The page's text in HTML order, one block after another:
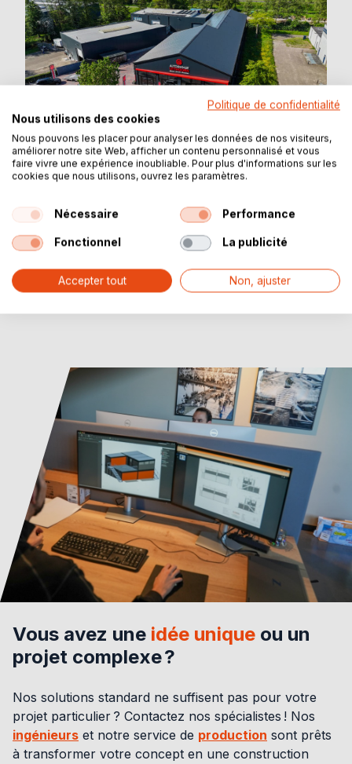
Afficher plus
Vous avez une idée unique ou un
projet complexe ?
Nos solutions standard ne suffisent pas pour votre
projet particulier ? Contactez nos spécialistes ! Nos
ingénieurs et notre service de production sont prêts
à transformer votre concept en une construction
Politique de confidentialité
Nous utilisons des cookies
Nous pouvons les placer pour analyser les données de nos visiteurs,
améliorer notre site Web, afficher un contenu personnalisé et vous
faire vivre une expérience inoubliable. Pour plus d'informations sur les
cookies que nous utilisons, ouvrez les paramètres.
Nécessaire Performance
Fonctionnel La publicité
Accepter tout Non, ajuster